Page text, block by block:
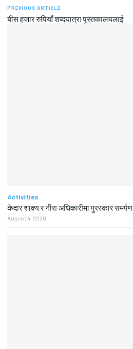
PREVIOUS ARTICLE
बीस हजार रुपियाँ शब्दयात्रा पुस्तकालयलाई
Activities
केदार शाक्य र नीरा अधिकारीमा पुरस्कार समर्पण
August 4, 2026